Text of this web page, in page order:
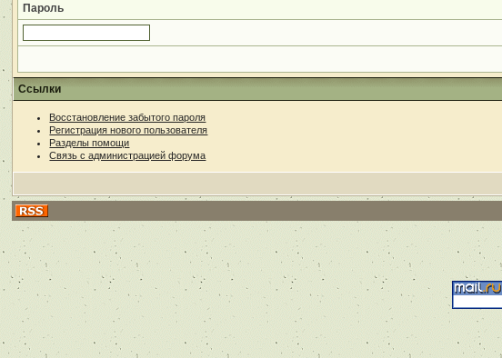
Пароль
Ссылки
Восстановление забытого пароля
Регистрация нового пользователя
Разделы помощи
Связь с администрацией форума